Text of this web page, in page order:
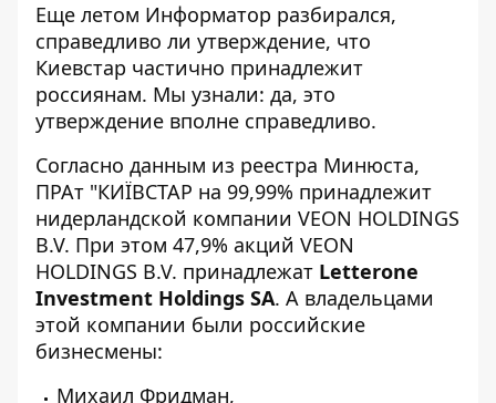
Еще летом Информатор разбирался,
справедливо ли утверждение, что
Киевстар частично принадлежит
россиянам. Мы узнали: да, это
утверждение вполне справедливо.
Согласно данным из реестра Минюста,
ПРАт "КИЇВСТАР на 99,99% принадлежит
нидерландской компании VEON HOLDINGS
B.V. При этом 47,9% акций VEON
HOLDINGS B.V. принадлежат Letterone
Investment Holdings SA. А владельцами
этой компании были российские
бизнесмены:
Михаил Фридман,